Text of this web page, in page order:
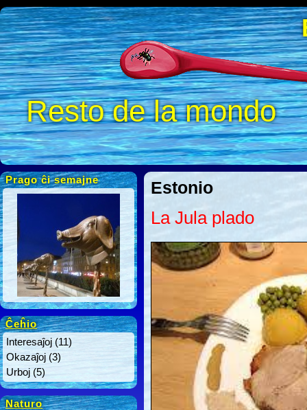
Resto de la mondo
Prago ĉi semajne
Ĉeĥio
Interesaĵoj (11)
Okazaĵoj (3)
Urboj (5)
Naturo
Estonio
La Jula plado